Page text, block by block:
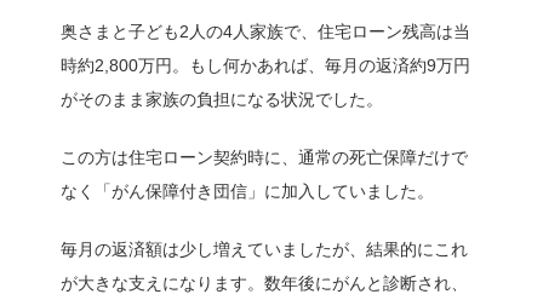
奥さまと子ども2人の4人家族で、住宅ローン残高は当
時約2,800万円。もし何かあれば、毎月の返済約9万円
がそのまま家族の負担になる状況でした。
この方は住宅ローン契約時に、通常の死亡保障だけで
なく「がん保障付き団信」に加入していました。
毎月の返済額は少し増えていましたが、結果的にこれ
が大きな支えになります。数年後にがんと診断され、